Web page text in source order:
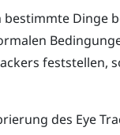
Dinge
feststellen,
des Eye